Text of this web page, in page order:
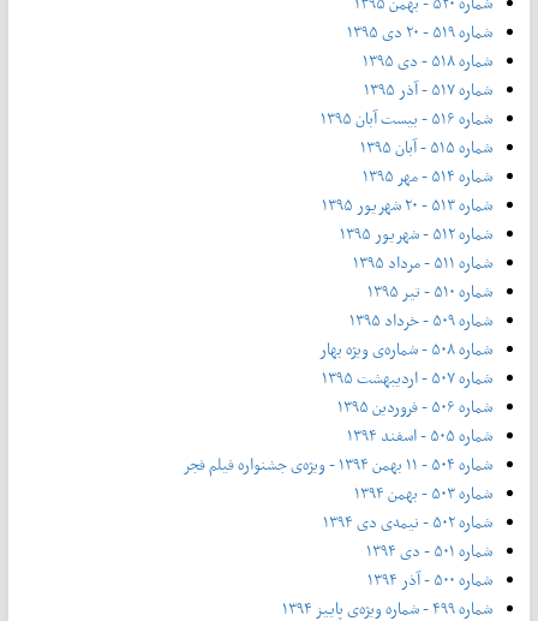
شماره ۵۱۹ - ۲۰ دی ۱۳۹۵
شماره ۵۱۸ - دی ۱۳۹۵
شماره ۵۱۷ - آذر ۱۳۹۵
شماره ۵۱۶ - بیست آبان ۱۳۹۵
شماره ۵۱۵ - آبان ۱۳۹۵
شماره ۵۱۴ - مهر ۱۳۹۵
شماره ۵۱۳ - ۲۰ شهریور ۱۳۹۵
شماره ۵۱۲ - شهریور ۱۳۹۵
شماره ۵۱۱ - مرداد ۱۳۹۵
شماره ۵۱۰ - تیر ۱۳۹۵
شماره ۵۰۹ - خرداد ۱۳۹۵
شماره ۵۰۸ - شماره‌ی ویژه بهار
شماره ۵۰۷ - اردیبهشت ۱۳۹۵
شماره ۵۰۶ - فروردین ۱۳۹۵
شماره ۵۰۵ - اسفند ۱۳۹۴
شماره ۵۰۴ - ۱۱ بهمن ۱۳۹۴ - ویژه‌ی جشنواره فیلم فجر
شماره ۵۰۳ - بهمن ۱۳۹۴
شماره ۵۰۲ - نیمه‌ی دی ۱۳۹۴
شماره ۵۰۱ - دی ۱۳۹۴
شماره ۵۰۰ - آذر ۱۳۹۴
شماره ۴۹۹ - شماره ویژه‌ی پاییز ۱۳۹۴